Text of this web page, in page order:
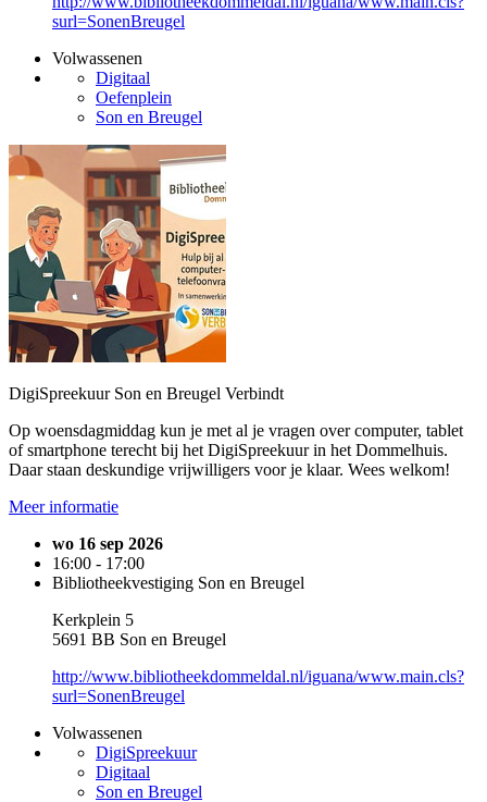
surl=SonenBreugel
Volwassenen
Digitaal
Oefenplein
Son en Breugel
DigiSpreekuur Son en Breugel Verbindt
Op woensdagmiddag kun je met al je vragen over computer, tablet
of smartphone terecht bij het DigiSpreekuur in het Dommelhuis.
Daar staan deskundige vrijwilligers voor je klaar. Wees welkom!
Meer informatie
wo 16 sep 2026
16:00 - 17:00
Bibliotheekvestiging Son en Breugel
Kerkplein 5
5691 BB Son en Breugel
http://www.bibliotheekdommeldal.nl/iguana/www.main.cls?
surl=SonenBreugel
Volwassenen
DigiSpreekuur
Digitaal
Son en Breugel